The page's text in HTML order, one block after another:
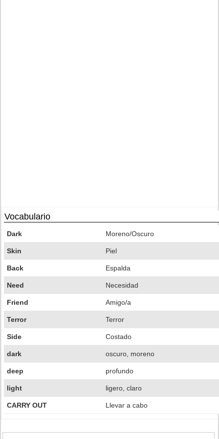
Vocabulario
Dark Moreno/Oscuro
Skin Piel
Back Espalda
Need Necesidad
Friend Amigo/a
Terror Terror
Side Costado
dark oscuro, moreno
deep profundo
light ligero, claro
CARRY OUT Llevar a cabo